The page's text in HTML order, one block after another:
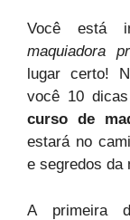
Você está
maquiadora
lugar certo!
você 10
curso de
estará no
e segredos da
A primeira